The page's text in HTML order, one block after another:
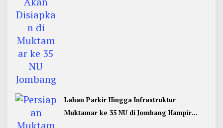
Lahan Parkir Hingga Infrastruktur
Muktamar ke 35 NU di Jombang Hampir